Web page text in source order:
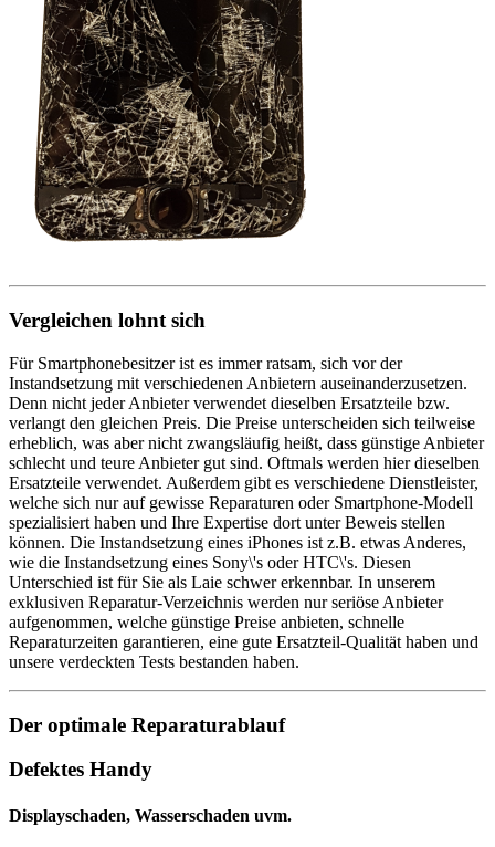
Vergleichen lohnt sich
Für Smartphonebesitzer ist es immer ratsam, sich vor der
Instandsetzung mit verschiedenen Anbietern auseinanderzusetzen.
Denn nicht jeder Anbieter verwendet dieselben Ersatzteile bzw.
verlangt den gleichen Preis. Die Preise unterscheiden sich teilweise
erheblich, was aber nicht zwangsläufig heißt, dass günstige Anbieter
schlecht und teure Anbieter gut sind. Oftmals werden hier dieselben
Ersatzteile verwendet. Außerdem gibt es verschiedene Dienstleister,
welche sich nur auf gewisse Reparaturen oder Smartphone-Modell
spezialisiert haben und Ihre Expertise dort unter Beweis stellen
können. Die Instandsetzung eines iPhones ist z.B. etwas Anderes,
wie die Instandsetzung eines Sony\'s oder HTC\'s. Diesen
Unterschied ist für Sie als Laie schwer erkennbar. In unserem
exklusiven Reparatur-Verzeichnis werden nur seriöse Anbieter
aufgenommen, welche günstige Preise anbieten, schnelle
Reparaturzeiten garantieren, eine gute Ersatzteil-Qualität haben und
unsere verdeckten Tests bestanden haben.
Der optimale Reparaturablauf
Defektes Handy
Displayschaden, Wasserschaden uvm.